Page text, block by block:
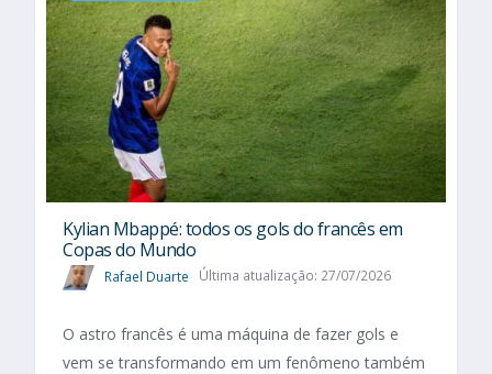
Kylian Mbappé: todos os gols do francês em
Copas do Mundo
Rafael Duarte Última atualização: 27/07/2026
O astro francês é uma máquina de fazer gols e
vem se transformando em um fenômeno também